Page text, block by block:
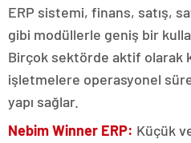
ERP sistemi, finans, satış,
gibi modüllerle geniş bir
Birçok sektörde aktif olarak
işletmelere operasyonel
yapı sağlar.
Nebim Winner ERP: Küçük